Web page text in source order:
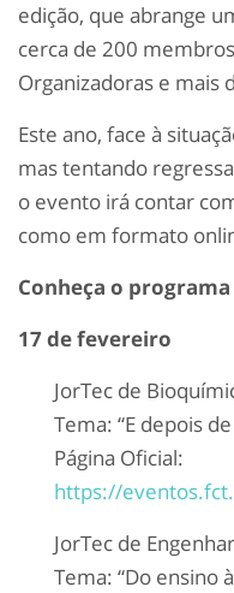
edição, que abrange
cerca de 200
Organizadoras e mais
Este ano, face à
mas tentando
o evento irá contar
como em formato
Conheça o
17 de fevereiro
JorTec de
Tema: “E depois
Página Oficial:
https://
JorTec de
Tema: “Do ensino